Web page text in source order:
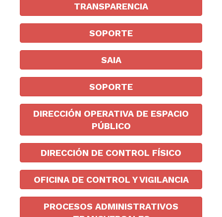
TRANSPARENCIA
SOPORTE
SAIA
SOPORTE
DIRECCIÓN OPERATIVA DE ESPACIO
PÚBLICO
DIRECCIÓN DE CONTROL FÍSICO
OFICINA DE CONTROL Y VIGILANCIA
PROCESOS ADMINISTRATIVOS